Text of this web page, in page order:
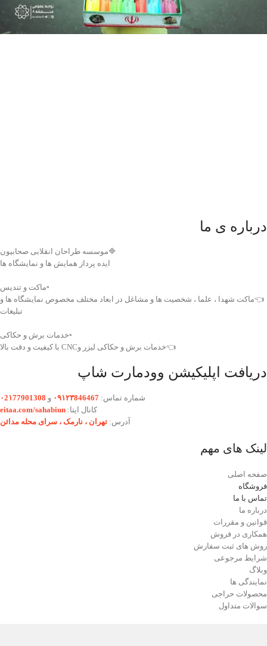
درباره ی ما
🔷موسسه طراحان انقلابی صحابیون
ایده پرداز همایش ها و نمایشگاه ها
▫️ماکت و تندیس
👈ماکت شهدا ، علما ، شخصیت ها و مشاغل در ابعاد مختلف مخصوص نمایشگاه ها و
تبلیغات
▫️خدمات برش و حکاکی
👈خدمات برش و حکاکی لیزر وCNC با کیفیت و دقت بالا
دریافت اپلیکیشن وودمارت شاپ
شماره تماس: ۰۹۱۲۳846467 و ۰2۱77901308
کانال ایتا: eitaa.com/sahabiun
آدرس: تهران ،‌ نارمک ، سرای محله مدائن
لینک های مهم
صفحه اصلی
فروشگاه
تماس با ما
درباره ما
قوانین و مقررات
همکاری در فروش
روش های ثبت سفارش
شرایط مرجوعی
وبلاگ
نمایندگی ها
محصولات حراجی
سوالات متداول